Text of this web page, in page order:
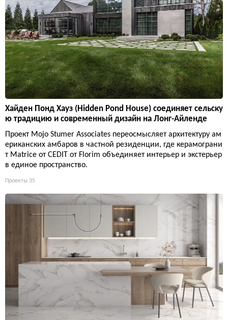
Хайден Понд Хауз (Hidden Pond House) соединяет сельску
ю традицию и современный дизайн на Лонг-Айленде
Проект Mojo Stumer Associates переосмысляет архитектуру ам
ериканских амбаров в частной резиденции, где керамограни
т Matrice от CEDIT от Florim объединяет интерьер и экстерьер
в единое пространство.
Проекты 35